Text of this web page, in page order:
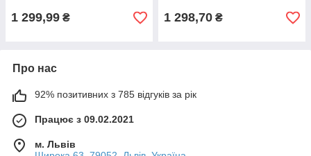
1 299,99 ₴ 1 298,70 ₴
Про нас
92% позитивних з 785 відгуків за рік
Працює з 09.02.2021
м. Львів